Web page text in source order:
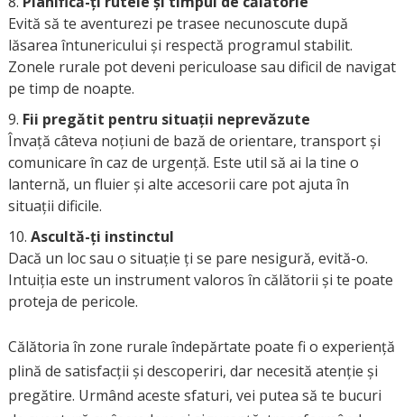
Evită să te aventurezi pe trasee necunoscute după
lăsarea întunericului și respectă programul stabilit.
Zonele rurale pot deveni periculoase sau dificil de navigat
pe timp de noapte.
Fii pregătit pentru situații neprevăzute
Învață câteva noțiuni de bază de orientare, transport și
comunicare în caz de urgență. Este util să ai la tine o
lanternă, un fluier și alte accesorii care pot ajuta în
situații dificile.
Ascultă-ți instinctul
Dacă un loc sau o situație ți se pare nesigură, evită-o.
Intuiția este un instrument valoros în călătorii și te poate
proteja de pericole.
Călătoria în zone rurale îndepărtate poate fi o experiență
plină de satisfacții și descoperiri, dar necesită atenție și
pregătire. Urmând aceste sfaturi, vei putea să te bucuri